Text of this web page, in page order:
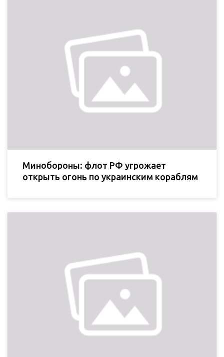
Минобороны: флот РФ угрожает
открыть огонь по украинским кораблям